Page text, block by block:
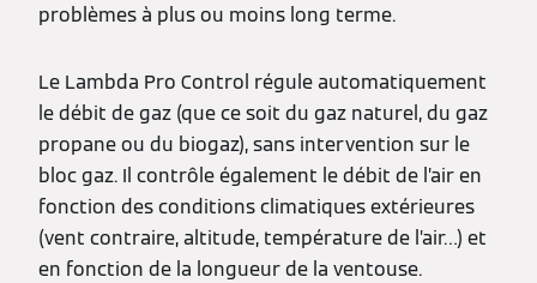
problèmes à plus ou moins long terme.
Le Lambda Pro Control régule automatiquement
le débit de gaz (que ce soit du gaz naturel, du gaz
propane ou du biogaz), sans intervention sur le
bloc gaz. Il contrôle également le débit de l’air en
fonction des conditions climatiques extérieures
(vent contraire, altitude, température de l’air…) et
en fonction de la longueur de la ventouse.